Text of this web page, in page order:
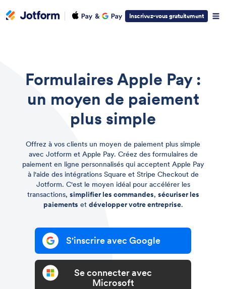
Inscrivez-vous gratuitement
Formulaires Apple Pay :
un moyen de paiement
plus simple
Offrez à vos clients un moyen de paiement plus simple
avec Jotform et Apple Pay. Créez des formulaires de
paiement en ligne personnalisés qui acceptent Apple Pay
à l'aide des intégrations Square et Stripe Checkout de
Jotform. C'est le moyen idéal pour accélérer les
transactions, simplifier les commandes, sécuriser les
paiements et développer votre entreprise.
S'inscrire avec Google
Se connecter avec
Microsoft